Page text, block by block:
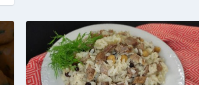
o
o
k
a
p
er
a
c
e
kl
a
s
s